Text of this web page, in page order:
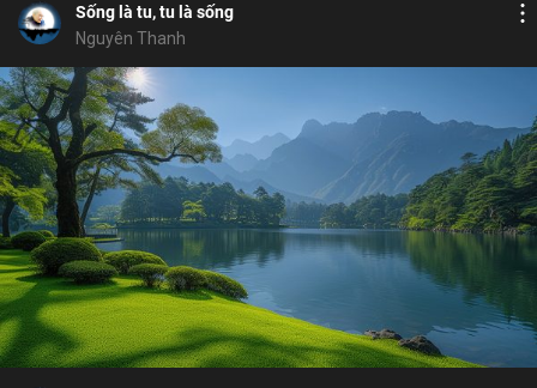
Sống là tu, tu là sống
Nguyên Thanh
trạo cử Định Vô Lậu độc cư nhập thất
8 6
Bỏ chọn
Bỏ chọn
Lưu